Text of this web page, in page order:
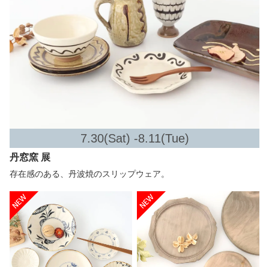
7.30(Sat) -8.11(Tue)
丹窓窯 展
存在感のある、丹波焼のスリップウェア。